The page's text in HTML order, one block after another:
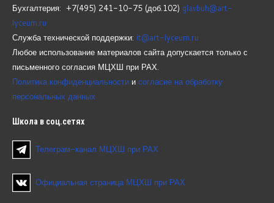
Бухгалтерия: +7(495) 241-10-75 (доб.102) glavbuh@art-
lyceum.ru
Служба технической поддержки: it@art-lyceum.ru
Любое использование материалов сайта допускается только с
письменного согласия МЦХШ при РАХ.
Политика конфиденциальности и согласие на обработку
персональных данных
Школа в соц.сетях
Телеграм-канал МЦХШ при РАХ
Официальная страница МЦХШ при РАХ